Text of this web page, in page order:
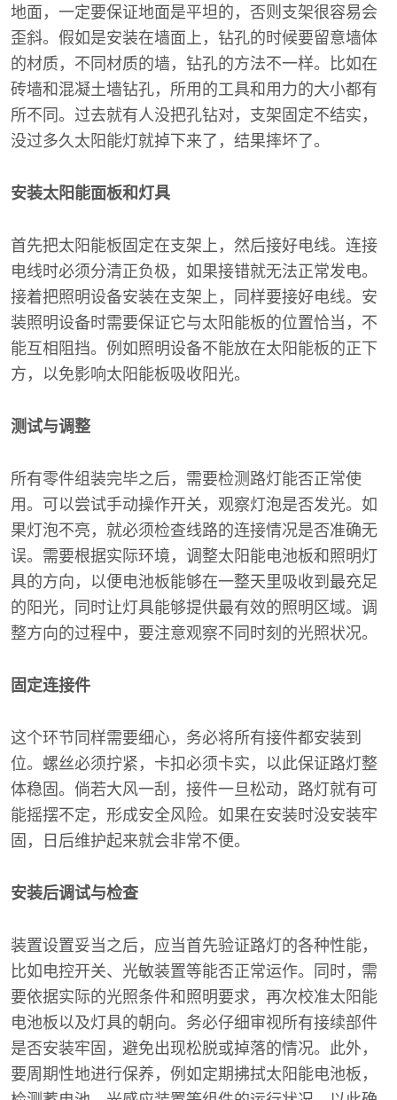
地面，一定要保证地面是平坦的，否则支架很容易会
歪斜。假如是安装在墙面上，钻孔的时候要留意墙体
的材质，不同材质的墙，钻孔的方法不一样。比如在
砖墙和混凝土墙钻孔，所用的工具和用力的大小都有
所不同。过去就有人没把孔钻对，支架固定不结实，
没过多久太阳能灯就掉下来了，结果摔坏了。
安装太阳能面板和灯具
首先把太阳能板固定在支架上，然后接好电线。连接
电线时必须分清正负极，如果接错就无法正常发电。
接着把照明设备安装在支架上，同样要接好电线。安
装照明设备时需要保证它与太阳能板的位置恰当，不
能互相阻挡。例如照明设备不能放在太阳能板的正下
方，以免影响太阳能板吸收阳光。
测试与调整
所有零件组装完毕之后，需要检测路灯能否正常使
用。可以尝试手动操作开关，观察灯泡是否发光。如
果灯泡不亮，就必须检查线路的连接情况是否准确无
误。需要根据实际环境，调整太阳能电池板和照明灯
具的方向，以便电池板能够在一整天里吸收到最充足
的阳光，同时让灯具能够提供最有效的照明区域。调
整方向的过程中，要注意观察不同时刻的光照状况。
固定连接件
这个环节同样需要细心，务必将所有接件都安装到
位。螺丝必须拧紧，卡扣必须卡实，以此保证路灯整
体稳固。倘若大风一刮，接件一旦松动，路灯就有可
能摇摆不定，形成安全风险。如果在安装时没安装牢
固，日后维护起来就会非常不便。
安装后调试与检查
装置设置妥当之后，应当首先验证路灯的各种性能，
比如电控开关、光敏装置等能否正常运作。同时，需
要依据实际的光照条件和照明要求，再次校准太阳能
电池板以及灯具的朝向。务必仔细审视所有接续部件
是否安装牢固，避免出现松脱或掉落的情况。此外，
要周期性地进行保养，例如定期拂拭太阳能电池板，